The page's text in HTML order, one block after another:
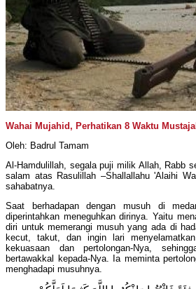
Wahai Mujahid, Perhatikan 8 Waktu
Oleh: Badrul Tamam
Al-Hamdulillah, segala puji milik Allah, Rabb
salam atas Rasulillah –Shallallahu 'Alaihi
sahabatnya.
Saat berhadapan dengan musuh di
diperintahkan meneguhkan dirinya. Yaitu
diri untuk memerangi musuh yang ada di
kecut, takut, dan ingin lari
kekuasaan dan pertolongan-Nya,
bertawakkal kepada-Nya. Ia meminta
menghadapi musuhnya.